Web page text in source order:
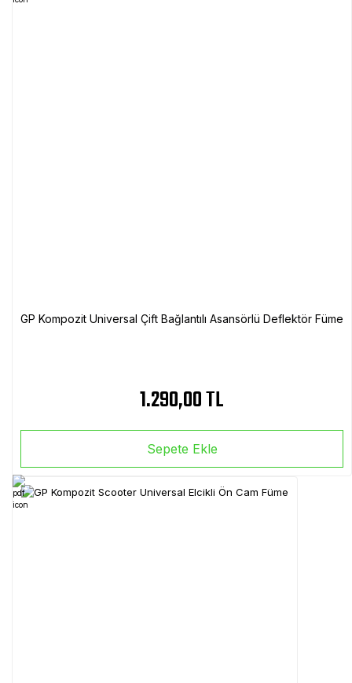
GP Kompozit Universal Çift Bağlantılı Asansörlü Deflektör Füme
1.290,00 TL
Sepete Ekle